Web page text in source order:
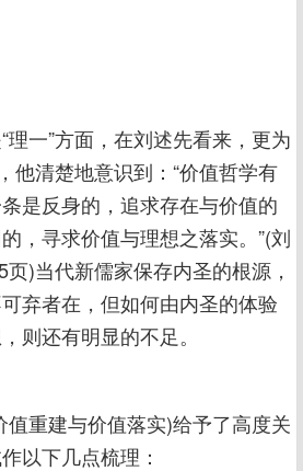
理一”方面，在刘述先看来，更为
他清楚地意识到：“价值哲学有
是反身的，追求存在与价值的
，寻求价值与理想之落实。”(刘
)当代新儒家保存内圣的根源，
弃者在，但如何由内圣的体验
则还有明显的不足。
重建与价值落实)给予了高度关
以下几点梳理：